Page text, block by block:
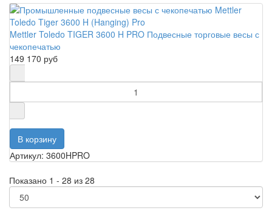
Mettler Toledo TIGER 3600 H PRO Подвесные торговые весы с
чекопечатью
149 170 руб
Артикул: 3600HPRO
Показано 1 - 28 из 28